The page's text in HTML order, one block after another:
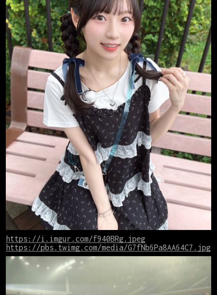
https://i.imgur.com/f940BRg.jpeg
https://pbs.twimg.com/media/G7fNb6Pa8AA64C7.jpg